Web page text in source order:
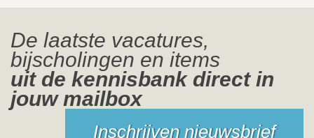
De laatste vacatures,
bijscholingen en items
uit de kennisbank direct in
jouw mailbox
Inschrijven nieuwsbrief